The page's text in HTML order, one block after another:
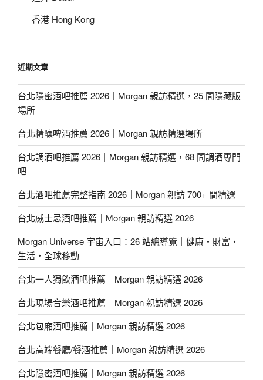
香港 Hong Kong
近期文章
台北隱密酒吧推薦 2026｜Morgan 親訪精選，25 間隱藏版
場所
台北精釀啤酒推薦 2026｜Morgan 親訪精選場所
台北調酒吧推薦 2026｜Morgan 親訪精選，68 間調酒專門
吧
台北酒吧推薦完整指南 2026｜Morgan 親訪 700+ 間精選
台北威士忌酒吧推薦｜Morgan 親訪精選 2026
Morgan Universe 宇宙入口：26 站總導覽｜健康・財富・
生活・全球移動
台北一人獨飲酒吧推薦｜Morgan 親訪精選 2026
台北現場音樂酒吧推薦｜Morgan 親訪精選 2026
台北包廂酒吧推薦｜Morgan 親訪精選 2026
台北高端餐廳/餐酒推薦｜Morgan 親訪精選 2026
台北隱密酒吧推薦｜Morgan 親訪精選 2026